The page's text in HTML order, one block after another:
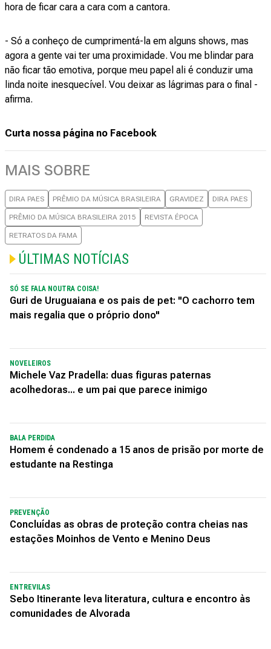
hora de ficar cara a cara com a cantora.
- Só a conheço de cumprimentá-la em alguns shows, mas
agora a gente vai ter uma proximidade. Vou me blindar para
não ficar tão emotiva, porque meu papel ali é conduzir uma
linda noite inesquecível. Vou deixar as lágrimas para o final -
afirma.
Curta nossa página no Facebook
MAIS SOBRE
DIRA PAES PRÊMIO DA MÚSICA BRASILEIRA GRAVIDEZ DIRA PAES
PRÊMIO DA MÚSICA BRASILEIRA 2015 REVISTA ÉPOCA
RETRATOS DA FAMA
ÚLTIMAS NOTÍCIAS
SÓ SE FALA NOUTRA COISA!
Guri de Uruguaiana e os pais de pet: "O cachorro tem
mais regalia que o próprio dono"
NOVELEIROS
Michele Vaz Pradella: duas figuras paternas
acolhedoras... e um pai que parece inimigo
BALA PERDIDA
Homem é condenado a 15 anos de prisão por morte de
estudante na Restinga
PREVENÇÃO
Concluídas as obras de proteção contra cheias nas
estações Moinhos de Vento e Menino Deus
ENTREVILAS
Sebo Itinerante leva literatura, cultura e encontro às
comunidades de Alvorada